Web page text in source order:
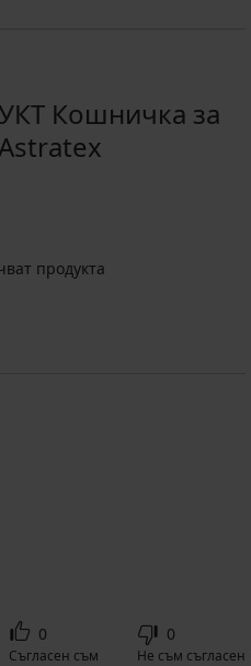
F.
Кошничка за
продукта
0
Съгласен съм
0
Не съм съгласен